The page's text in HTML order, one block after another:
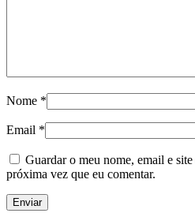
Nome *
Email *
Guardar o meu nome, email e
próxima vez que eu comentar.